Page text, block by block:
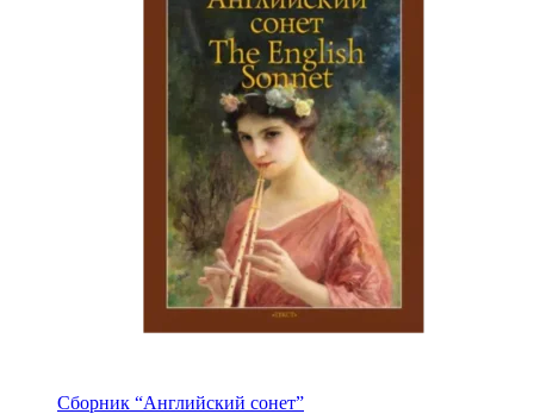
Сборник “Английский сонет”